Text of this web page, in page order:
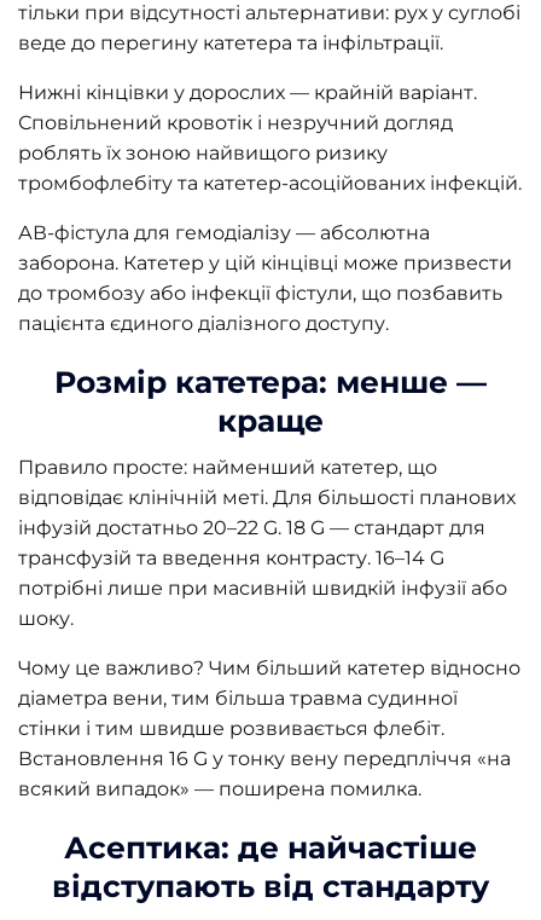
тільки при відсутності альтернативи: рух у суглобі
веде до перегину катетера та інфільтрації.
Нижні кінцівки у дорослих — крайній варіант.
Сповільнений кровотік і незручний догляд
роблять їх зоною найвищого ризику
тромбофлебіту та катетер-асоційованих інфекцій.
АВ-фістула для гемодіалізу — абсолютна
заборона. Катетер у цій кінцівці може призвести
до тромбозу або інфекції фістули, що позбавить
пацієнта єдиного діалізного доступу.
Розмір катетера: менше —
краще
Правило просте: найменший катетер, що
відповідає клінічній меті. Для більшості планових
інфузій достатньо 20–22 G. 18 G — стандарт для
трансфузій та введення контрасту. 16–14 G
потрібні лише при масивній швидкій інфузії або
шоку.
Чому це важливо? Чим більший катетер відносно
діаметра вени, тим більша травма судинної
стінки і тим швидше розвивається флебіт.
Встановлення 16 G у тонку вену передпліччя «на
всякий випадок» — поширена помилка.
Асептика: де найчастіше
відступають від стандарту